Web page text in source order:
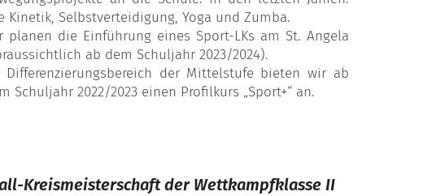
Kinetik, Selbstverteidigung, Yoga und Zumba.
planen die Einführung eines Sport-LKs am St. Angela
ab dem Schuljahr 2023/2024).
Differenzierungsbereich der Mittelstufe bieten wir ab
Schuljahr 2022/2023 einen Profilkurs „Sport+“ an.
Kreismeisterschaft der Wettkampfklasse II